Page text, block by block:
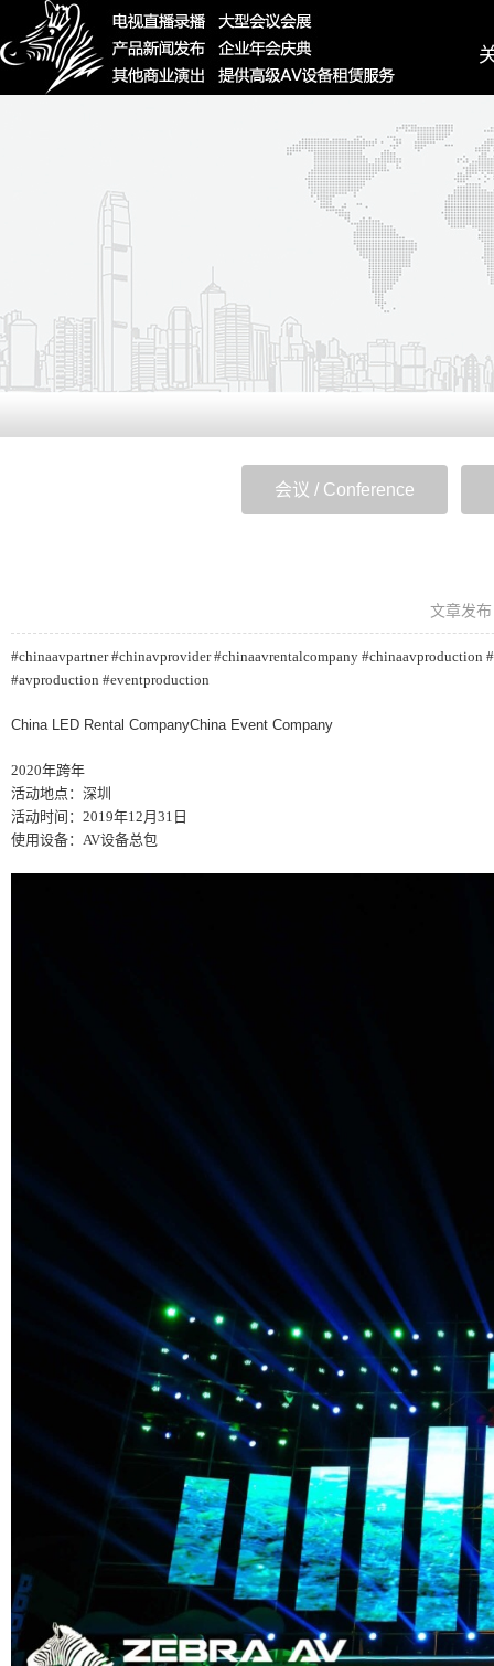
会议 / Conference
文章发
#chinaavpartner #chinavprovider #chinaavrentalcompany #chinaavproduction
#avproduction #eventproduction
China LED Rental CompanyChina Event Company
2020年跨年
活动地点：深圳
活动时间：2019年12月31日
使用设备：AV设备总包